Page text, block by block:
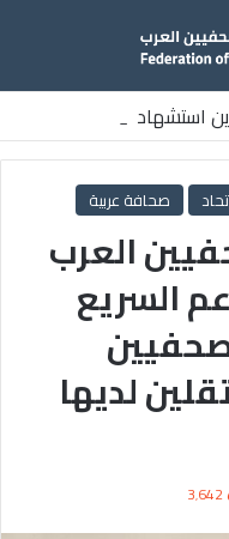
استشهاد
وسط قطاع غزة
صحافة عربية
العرب
السريع
لديها
3٬642